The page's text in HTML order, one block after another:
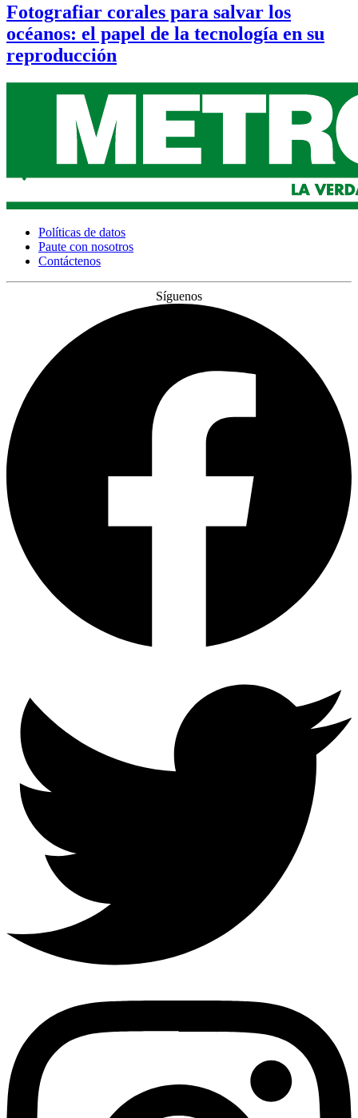
Fotografiar corales para salvar los
océanos: el papel de la tecnología en su
reproducción
Políticas de datos
Paute con nosotros
Contáctenos
Síguenos